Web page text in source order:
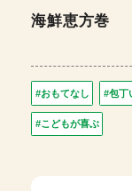
海鮮恵方巻
#おもてなし #包丁
#こどもが喜ぶ